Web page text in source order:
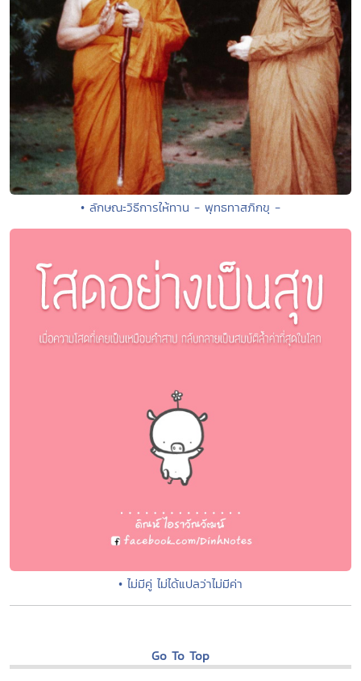
• ลักษณะวิธีการให้ทาน - พุทธทาสภิกขุ -
• ไม่มีคู่ ไม่ได้แปลว่าไม่มีค่า
Go To Top